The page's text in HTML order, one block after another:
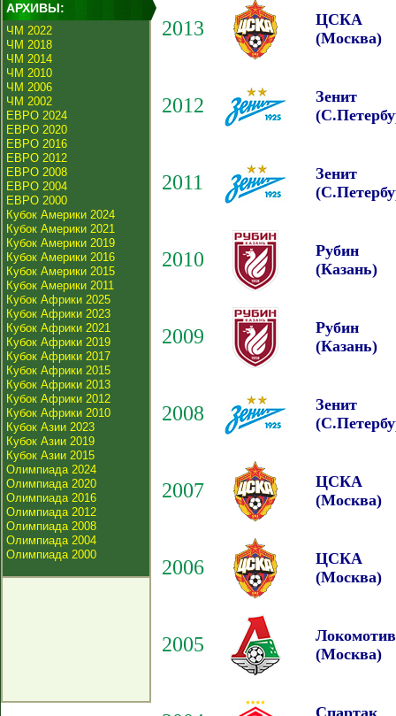
АРХИВЫ:
ЧМ 2022
ЧМ 2018
ЧМ 2014
ЧМ 2010
ЧМ 2006
ЧМ 2002
ЕВРО 2024
ЕВРО 2020
ЕВРО 2016
ЕВРО 2012
ЕВРО 2008
ЕВРО 2004
ЕВРО 2000
Кубок Америки 2024
Кубок Америки 2021
Кубок Америки 2019
Кубок Америки 2016
Кубок Америки 2015
Кубок Америки 2011
Кубок Африки 2025
Кубок Африки 2023
Кубок Африки 2021
Кубок Африки 2019
Кубок Африки 2017
Кубок Африки 2015
Кубок Африки 2013
Кубок Африки 2012
Кубок Африки 2010
Кубок Азии 2023
Кубок Азии 2019
Кубок Азии 2015
Олимпиада 2024
Олимпиада 2020
Олимпиада 2016
Олимпиада 2012
Олимпиада 2008
Олимпиада 2004
Олимпиада 2000
2013
ЦСКА
(Москва)
2012
Зенит
2011
Зенит
2010
Рубин
(Казань)
2009
Рубин
(Казань)
2008
Зенит
2007
ЦСКА
(Москва)
2006
ЦСКА
(Москва)
2005
Локомотив
(Москва)
Спартак